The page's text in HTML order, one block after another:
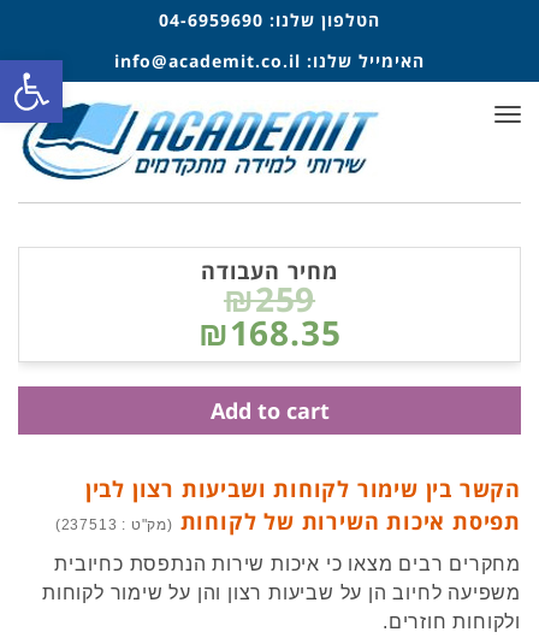
הטלפון שלנו: 04-6959690
האימייל שלנו: info@academit.co.il
תפריט
הקשר בין שימור לקוחות ושביעות רצון לבין
תפיסת איכות השירות של לקוחות (מק"ט : 237513)
מחקרים רבים מצאו כי איכות שירות הנתפסת כחיובית
משפיעה לחיוב הן על שביעות רצון והן על שימור לקוחות
ולקוחות חוזרים.
מחיר העבודה
₪259
₪168.35
Add to cart
פתח